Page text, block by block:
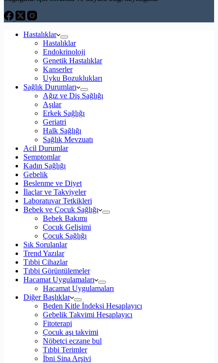
Hastalıklar
Hastalıklar
Endokrinoloji
Genetik Hastalıklar
Kanserler
Uyku Bozuklukları
Sağlık Durumları
Ağız ve Diş Sağlığı
Aşılar
Erkek Sağlığı
Geriatri
Halk Sağlığı
Sağlık Mevzuatı
Acil Durumlar
Semptomlar
Kadın Sağlığı
Gebelik
Beslenme ve Diyet
İlaçlar ve Takviyeler
Laboratuvar Tetkikleri
Bebek ve Çocuk Sağlığı
Bebek Bakımı
Çocuk Gelişimi
Çocuk Sağlığı
Sık Sorulanlar
Trend Yazılar
Tıbbi Cihazlar
Tıbbi Görüntülemeler
Hacamat Uygulamaları
Hacamat Uygulamaları
Diğer Başlıklar
Beden Kitle İndeksi Hesaplayıcı
Gebelik Takvimi Hesaplayıcı
Fitoterapi
Çocuk aşı takvimi
Nöbetçi eczane bul
Tıbbi Terimler
İbni Sina Arşivi